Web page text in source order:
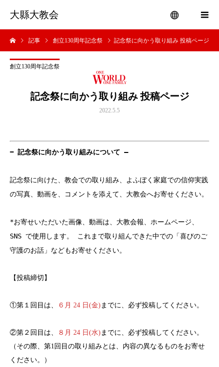
大縣大教会
menu
記事 創立130周年記念祭 記念祭に向かう取り組み 投稿ページ
創立130周年記念祭
記念祭に向かう取り組み 投稿ページ
2022.5.5
− 記念祭に向かう取り組みについて –
記念祭に向けた、教会での取り組み、よふぼく家庭での信仰実践
の写真、動画を、コメントを添えて、大教会へお寄せください。
*お寄せいただいた画像、動画は、大教会報、ホームページ、
SNS で使用します。 これまで取り組んできた中での「喜びのご
守護のお話」などもお寄せください。
【投稿締切】
①第１回目は、 ６月 24 日(金) までに、必ず投稿してください。
②第２回目は、 ８月 24 日(水) までに、必ず投稿してください。
（その際、第1回目の取り組みとは、内容の異なるものをお寄せ
ください。）